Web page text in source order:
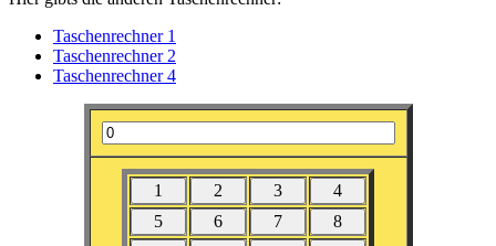
Taschenrechner 1
Taschenrechner 2
Taschenrechner 4